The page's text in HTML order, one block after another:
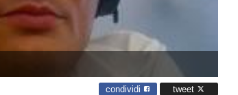
condividi
tweet